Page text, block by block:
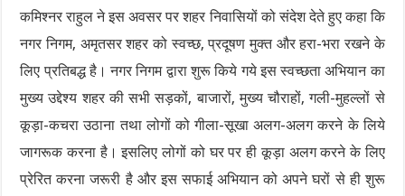
कमिश्नर राहुल ने इस अवसर पर शहर निवासियों को संदेश देते हुए कहा कि
नगर निगम, अमृतसर शहर को स्वच्छ, प्रदूषण मुक्त और हरा-भरा रखने के
लिए प्रतिबद्ध है। नगर निगम द्वारा शुरू किये गये इस स्वच्छता अभियान का
मुख्य उद्देश्य शहर की सभी सड़कों, बाजारों, मुख्य चौराहों, गली-मुहल्लों से
कूड़ा-कचरा उठाना तथा लोगों को गीला-सूखा अलग-अलग करने के लिये
जागरूक करना है। इसलिए लोगों को घर पर ही कूड़ा अलग करने के लिए
प्रेरित करना जरूरी है और इस सफाई अभियान को अपने घरों से ही शुरू